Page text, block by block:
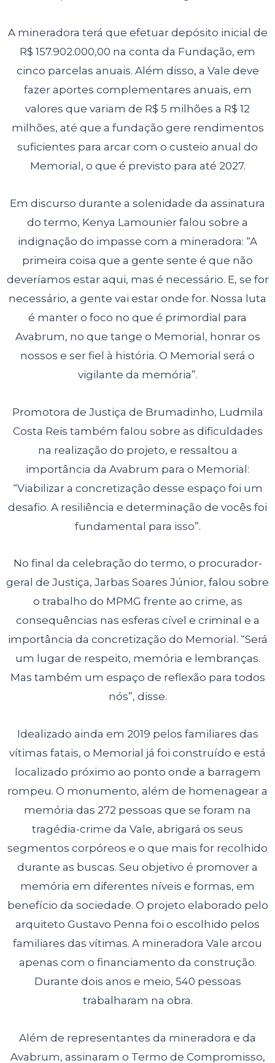
A mineradora terá que efetuar depósito inicial de
R$ 157.902.000,00 na conta da Fundação, em
cinco parcelas anuais. Além disso, a Vale deve
fazer aportes complementares anuais, em
valores que variam de R$ 5 milhões a R$ 12
milhões, até que a fundação gere rendimentos
suficientes para arcar com o custeio anual do
Memorial, o que é previsto para até 2027.
Em discurso durante a solenidade da assinatura
do termo, Kenya Lamounier falou sobre a
indignação do impasse com a mineradora: “A
primeira coisa que a gente sente é que não
deveríamos estar aqui, mas é necessário. E, se for
necessário, a gente vai estar onde for. Nossa luta
é manter o foco no que é primordial para
Avabrum, no que tange o Memorial, honrar os
nossos e ser fiel à história. O Memorial será o
vigilante da memória”.
Promotora de Justiça de Brumadinho, Ludmila
Costa Reis também falou sobre as dificuldades
na realização do projeto, e ressaltou a
importância da Avabrum para o Memorial:
“Viabilizar a concretização desse espaço foi um
desafio. A resiliência e determinação de vocês foi
fundamental para isso”.
No final da celebração do termo, o procurador-
geral de Justiça, Jarbas Soares Júnior, falou sobre
o trabalho do MPMG frente ao crime, as
consequências nas esferas cível e criminal e a
importância da concretização do Memorial. “Será
um lugar de respeito, memória e lembranças.
Mas também um espaço de reflexão para todos
nós”, disse.
Idealizado ainda em 2019 pelos familiares das
vítimas fatais, o Memorial já foi construído e está
localizado próximo ao ponto onde a barragem
rompeu. O monumento, além de homenagear a
memória das 272 pessoas que se foram na
tragédia-crime da Vale, abrigará os seus
segmentos corpóreos e o que mais for recolhido
durante as buscas. Seu objetivo é promover a
memória em diferentes níveis e formas, em
benefício da sociedade. O projeto elaborado pelo
arquiteto Gustavo Penna foi o escolhido pelos
familiares das vítimas. A mineradora Vale arcou
apenas com o financiamento da construção.
Durante dois anos e meio, 540 pessoas
trabalharam na obra.
Além de representantes da mineradora e da
Avabrum, assinaram o Termo de Compromisso,